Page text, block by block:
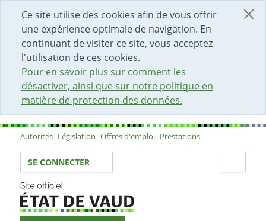
Ce site utilise des cookies afin de vous offrir
une expérience optimale de navigation. En
continuant de visiter ce site, vous acceptez
l'utilisation de ces cookies.
Pour en savoir plus sur comment les
désactiver, ainsi que sur notre politique en
matière de protection des données.
DÉBUT DU CONTENU DE LA PAGE
ACCÈS AU CHAMP DE RECHERCHE
PAGE D'ACCUEIL
FORMULAIRE DE CONTACT
Sous-navigation
Autorités Législation Offres d'emploi Prestations
Votre identité
SE CONNECTER